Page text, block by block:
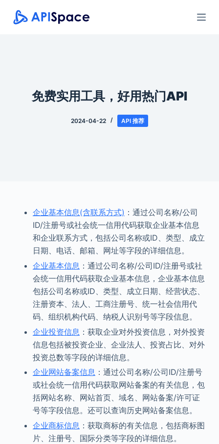
跳
过
免费实用工具，好用热门API
2024-04-22 API 推荐
企业基本信息(含联系方式) ：通过公司名称/公司
ID/注册号或社会统一信用代码获取企业基本信息
和企业联系方式，包括公司名称或ID、类型、成立
日期、电话、邮箱、网址等字段的详细信息。
企业基本信息 ：通过公司名称/公司ID/注册号或社
会统一信用代码获取企业基本信息，企业基本信息
包括公司名称或ID、类型、成立日期、经营状态、
注册资本、法人、工商注册号、统一社会信用代
码、组织机构代码、纳税人识别号等字段信息。
企业投资信息 ：获取企业对外投资信息，对外投资
信息包括被投资企业、企业法人、投资占比、对外
投资总数等字段的详细信息。
企业网站备案信息 ：通过公司名称/公司ID/注册号
或社会统一信用代码获取网站备案的有关信息，包
括网站名称、网站首页、域名、网站备案/许可证
号等字段信息。还可以查询历史网站备案信息。
企业商标信息 ：获取商标的有关信息，包括商标图
片、注册号、国际分类等字段的详细信息。